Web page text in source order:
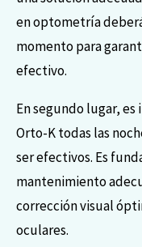
en optometría
momento para
efectivo.
En segundo lugar,
Orto-K todas las
ser efectivos. Es
mantenimiento
corrección visual
oculares.